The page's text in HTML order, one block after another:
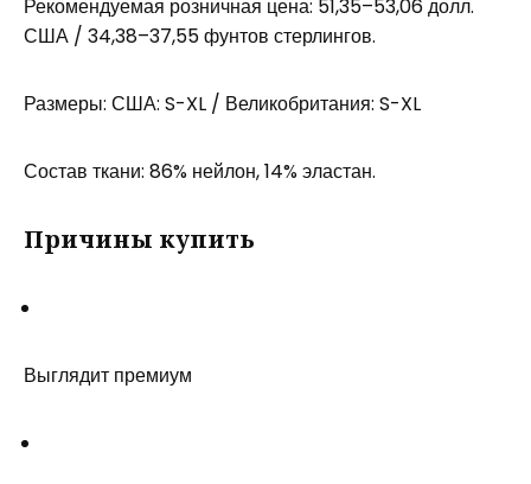
Рекомендуемая розничная цена: 51,35–53,06 долл.
США / 34,38–37,55 фунтов стерлингов.
Размеры: США: S-XL / Великобритания: S-XL
Состав ткани: 86% нейлон, 14% эластан.
Причины купить
Выглядит премиум